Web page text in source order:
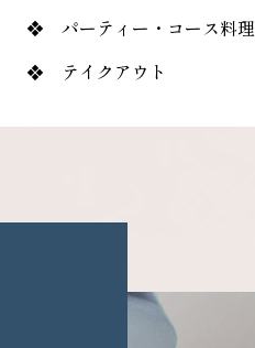
❖ パーティー・コース料理
❖ テイクアウト